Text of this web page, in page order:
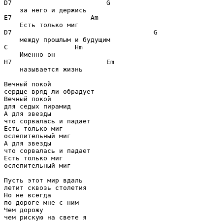
D7                        G
    за него и держись
E7                    Am
    Есть только миг
D7                                    G
    между прошлым и будущим
C                 Hm
    Именно он
H7                        Em
    называется жизнь
Вечный покой
сердце вряд ли обрадует
Вечный покой
для седых пирамид
А для звезды
что сорвалась и падает
Есть только миг
ослепительный миг
А для звезды
что сорвалась и падает
Есть только миг
ослепительный миг
Пусть этот мир вдаль
летит сквозь столетия
Но не всегда
по дороге мне с ним
Чем дорожу
чем рискую на свете я